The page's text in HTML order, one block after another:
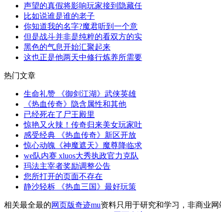
声望的真假将影响玩家接到隐藏任
比如说谁是谁的老子
你知道我的名字?魔君听到一个意
但是战斗并非是纯粹的看双方的实
黑色的气息开始汇聚起来
这也正是他两天中修行炼养所需要
热门文章
生命礼赞 《御剑江湖》武侠英雄
《热血传奇》隐含属性和其他
已经死在了尸王殿里
惊艳又火辣！传奇归来美女玩家吐
感受经典 《热血传奇》新区开放
惊心动魄《神魔遮天》魔尊降临求
we队内赛 xluos大秀执政官力克队
玛法主宰者奖励调整公告
您所打开的页面不存在
静沙轻柝 《热血三国》最好玩策
相关最全最的网页版奇迹mu资料只用于研究和学习，非商业